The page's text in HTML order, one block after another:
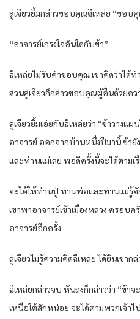
ลู่เจียวยิ้มกล่าวขอบคุณฉีเหล่ย “ขอบคุ
“อาจารย์เกรงใจอันใดกับข้า”
ฉีเหล่ยไม่รับคำขอบคุณ เขาคิดว่าได้ท
ส่วนลู่เจียวก็กล่าวขอบคุณผู้อื่นด้วยคว
ลู่เจียวยิ้มเอ่ยกับฉีเหล่ยว่า “ข้าวางแ
อาจารย์ ออกจากบ้านหนึ่งปีมานี้ ข้า
และท่านแม่เลย พอดีครั้งนี้จะได้ตามเ
จะได้ให้ท่านปู่ ท่านพ่อและท่านแม่รู้
เขาพาอาจารย์เข้าเมืองหลวง ครอบค
อาจารย์อีกครั้ง
ลู่เจียวไม่รู้ความคิดฉีเหล่ย ได้ยินเขาก
ฉีเหล่ยกล่าวจบ หันถงก็กล่าวว่า “ข้า
เหนือใต้สักหน่อย จะได้ตามพวกเจ้าไ